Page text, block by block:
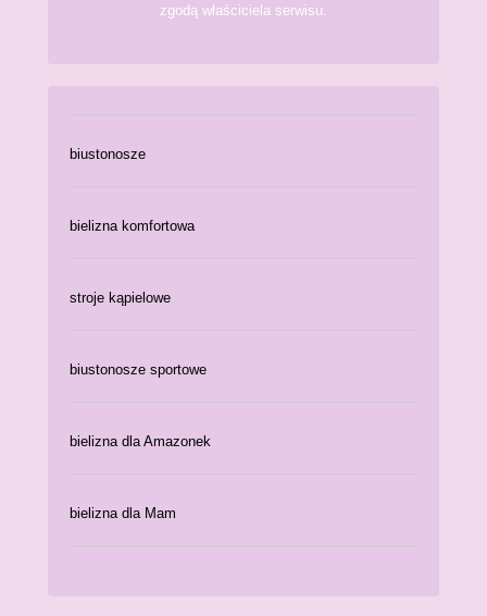
zgodą właściciela serwisu.
biustonosze
bielizna komfortowa
stroje kąpielowe
biustonosze sportowe
bielizna dla Amazonek
bielizna dla Mam